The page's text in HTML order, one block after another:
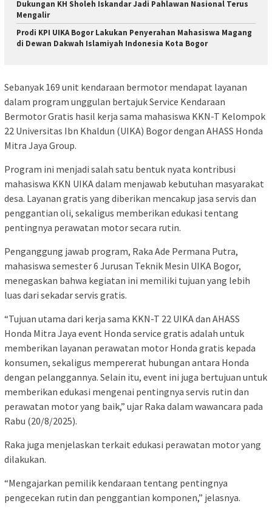
Dukungan KH Sholeh Iskandar Jadi Pahlawan Nasional Terus
Mengalir
Prodi KPI UIKA Bogor Lakukan Penyerahan Mahasiswa Magang
di Dewan Dakwah Islamiyah Indonesia Kota Bogor
Sebanyak 169 unit kendaraan bermotor mendapat layanan
dalam program unggulan bertajuk Service Kendaraan
Bermotor Gratis hasil kerja sama mahasiswa KKN-T Kelompok
22 Universitas Ibn Khaldun (UIKA) Bogor dengan AHASS Honda
Mitra Jaya Group.
Program ini menjadi salah satu bentuk nyata kontribusi
mahasiswa KKN UIKA dalam menjawab kebutuhan masyarakat
desa. Layanan gratis yang diberikan mencakup jasa servis dan
penggantian oli, sekaligus memberikan edukasi tentang
pentingnya perawatan motor secara rutin.
Penganggung jawab program, Raka Ade Permana Putra,
mahasiswa semester 6 Jurusan Teknik Mesin UIKA Bogor,
menegaskan bahwa kegiatan ini memiliki tujuan yang lebih
luas dari sekadar servis gratis.
“Tujuan utama dari kerja sama KKN-T 22 UIKA dan AHASS
Honda Mitra Jaya event Honda service gratis adalah untuk
memberikan layanan perawatan motor Honda gratis kepada
konsumen, sekaligus mempererat hubungan antara Honda
dengan pelanggannya. Selain itu, event ini juga bertujuan untuk
memberikan edukasi mengenai pentingnya servis rutin dan
perawatan motor yang baik,” ujar Raka dalam wawancara pada
Rabu (20/8/2025).
Raka juga menjelaskan terkait edukasi perawatan motor yang
dilakukan.
“Mengajarkan pemilik kendaraan tentang pentingnya
pengecekan rutin dan penggantian komponen,” jelasnya.